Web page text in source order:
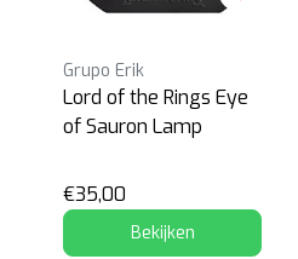
Grupo Erik
Lord of the Rings Eye
of Sauron Lamp
€35,00
Bekijken